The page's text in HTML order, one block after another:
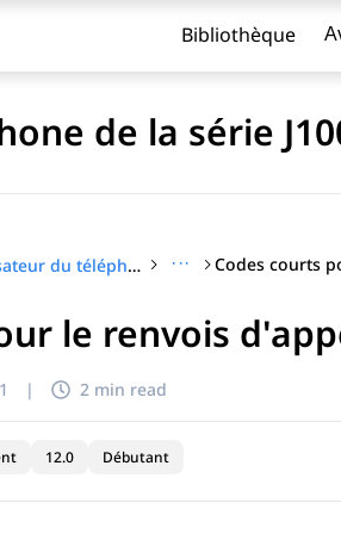
Bibliothèque
de la série
IP Office Guide de l'utilisateur du téléphone de la série J100 ···
le renvois
| 2 min read
12.0 Débutant